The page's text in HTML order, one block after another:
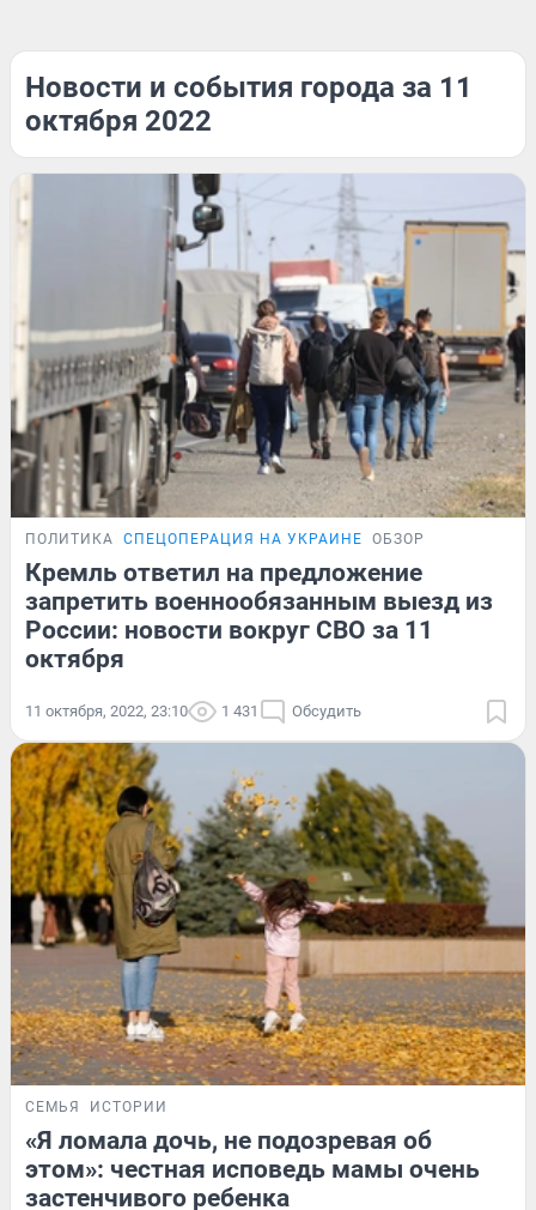
Новости и события города за 11
октября 2022
ПОЛИТИКА СПЕЦОПЕРАЦИЯ НА УКРАИНЕ ОБЗОР
Кремль ответил на предложение
запретить военнообязанным выезд из
России: новости вокруг СВО за 11
октября
11 октября, 2022, 23:10 1 431 Обсудить
СЕМЬЯ ИСТОРИИ
«Я ломала дочь, не подозревая об
этом»: честная исповедь мамы очень
застенчивого ребенка